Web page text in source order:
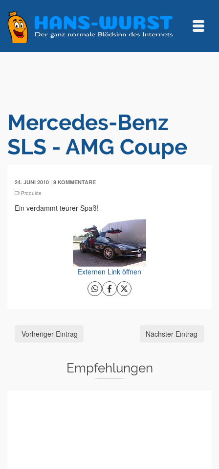
Mercedes-Benz
SLS - AMG Coupe
24. JUNI 2010 | 9 KOMMENTARE
Produkte
Ein verdammt teurer Spaß!
Externen Link öffnen
Vorheriger Eintrag Nächster Eintrag
Empfehlungen